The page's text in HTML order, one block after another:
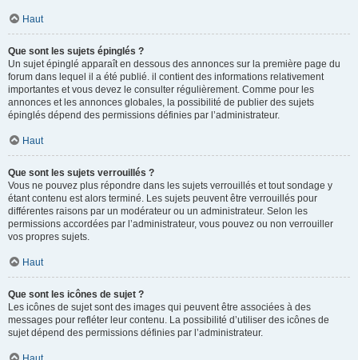
Haut
Que sont les sujets épinglés ?
Un sujet épinglé apparaît en dessous des annonces sur la première page du
forum dans lequel il a été publié. il contient des informations relativement
importantes et vous devez le consulter régulièrement. Comme pour les
annonces et les annonces globales, la possibilité de publier des sujets
épinglés dépend des permissions définies par l’administrateur.
Haut
Que sont les sujets verrouillés ?
Vous ne pouvez plus répondre dans les sujets verrouillés et tout sondage y
étant contenu est alors terminé. Les sujets peuvent être verrouillés pour
différentes raisons par un modérateur ou un administrateur. Selon les
permissions accordées par l’administrateur, vous pouvez ou non verrouiller
vos propres sujets.
Haut
Que sont les icônes de sujet ?
Les icônes de sujet sont des images qui peuvent être associées à des
messages pour refléter leur contenu. La possibilité d’utiliser des icônes de
sujet dépend des permissions définies par l’administrateur.